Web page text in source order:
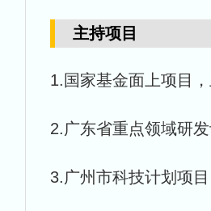
主持项目
1.国家基金面上项目
2.广东省重点领域研
3.广州市科技计划项